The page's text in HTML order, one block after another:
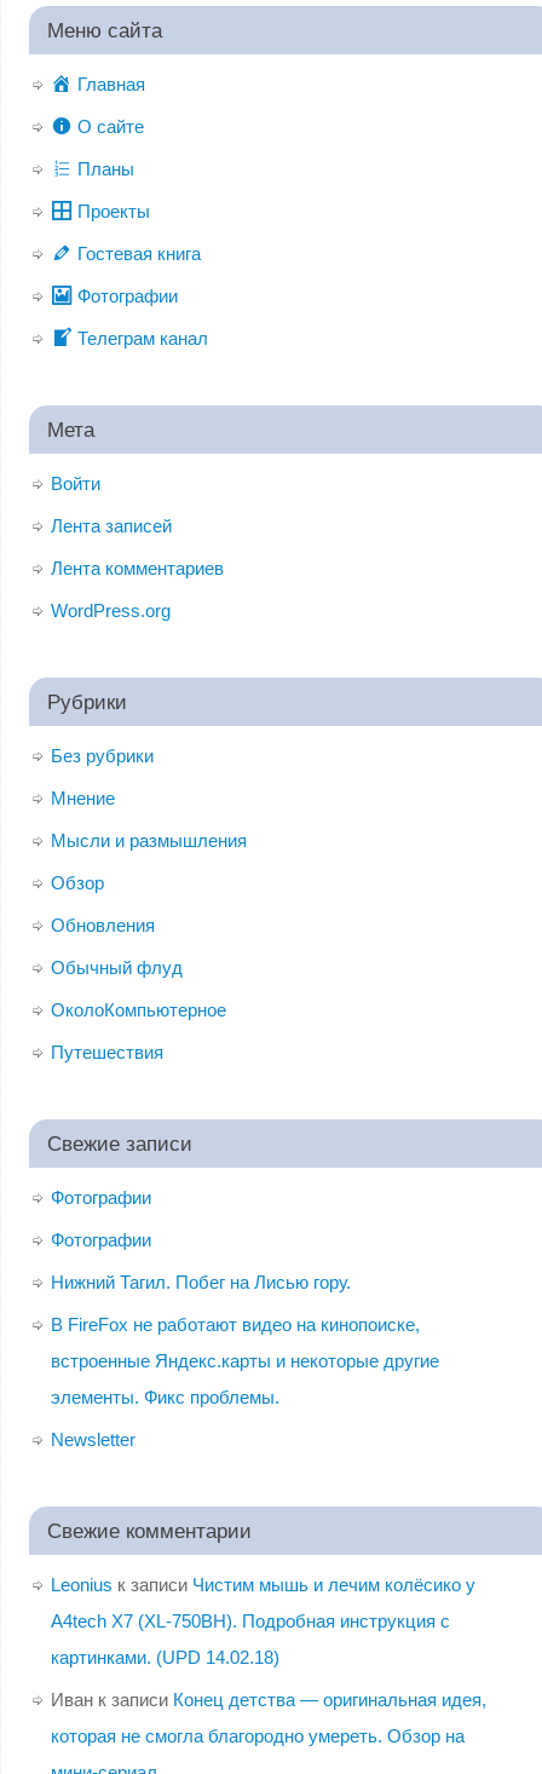
Меню сайта
Главная
О сайте
Планы
Проекты
Гостевая книга
Фотографии
Телеграм канал
Мета
Войти
Лента записей
Лента комментариев
WordPress.org
Рубрики
Без рубрики
Мнение
Мысли и размышления
Обзор
Обновления
Обычный флуд
ОколоКомпьютерное
Путешествия
Свежие записи
Фотографии
Фотографии
Нижний Тагил. Побег на Лисью гору.
В FireFox не работают видео на кинопоиске,
встроенные Яндекс.карты и некоторые другие
элементы. Фикс проблемы.
Newsletter
Свежие комментарии
Leonius к записи Чистим мышь и лечим колёсико у
A4tech X7 (XL-750BH). Подробная инструкция с
картинками. (UPD 14.02.18)
Иванк записи Конец детства — оригинальная идея,
которая не смогла благородно умереть. Обзор на